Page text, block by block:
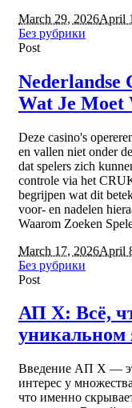
March 29, 2026April
Без рубрики
Post
Nederlandse
Wat Je Moet
Deze casino's
en vallen niet onder
dat spelers zich
controle via het
begrijpen wat dit
voor- en nadelen
Waarom Zoeken
March 17, 2026April
Без рубрики
Post
АП Х: Всё,
уникальном
Введение АП Х —
интерес у
что именно